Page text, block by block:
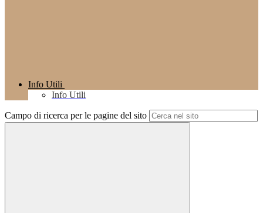
Info Utili
Info Utili
Campo di ricerca per le pagine del sito